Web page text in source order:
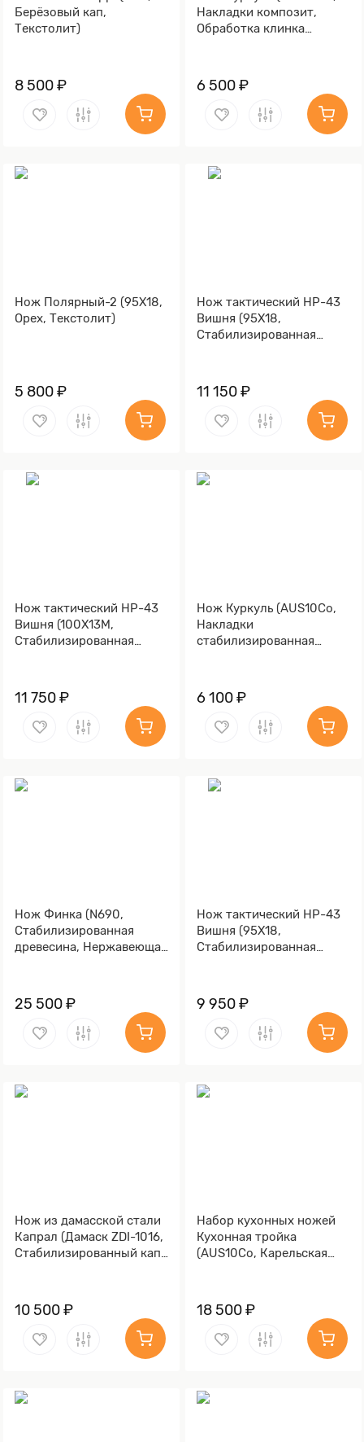
Берёзовый кап,
Текстолит)
8 500 ₽
Накладки композит,
Обработка клинка
6 500 ₽
Нож Полярный-2 (95Х18,
Орех, Текстолит)
5 800 ₽
Нож тактический НР-43
Вишня (95Х18,
Стабилизированная
Обработка клинка
Stonewash)
11 150 ₽
Нож тактический НР-43
Вишня (100Х13М,
Стабилизированная
Обработка клинка
Stonewash)
11 750 ₽
Нож Куркуль (AUS10Co,
Накладки
стабилизированная
Stonewash)
6 100 ₽
Нож Финка (N690,
Стабилизированная
древесина, Нержавеющая
25 500 ₽
Нож тактический НР-43
Вишня (95Х18,
Стабилизированная
9 950 ₽
Нож из дамасской стали
Капрал (Дамаск ZDI-1016,
Стабилизированный кап,
10 500 ₽
Набор кухонных ножей
Кухонная тройка
(AUS10Co, Карельская
18 500 ₽